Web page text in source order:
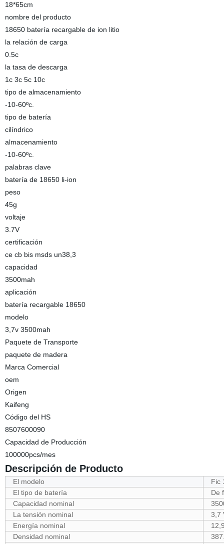
18*65cm
nombre del producto
18650 batería recargable de ion litio
la relación de carga
0.5c
la tasa de descarga
1c 3c 5c 10c
tipo de almacenamiento
-10-60ºc.
tipo de batería
cilíndrico
almacenamiento
-10-60ºc.
palabras clave
batería de 18650 li-ion
peso
45g
voltaje
3.7V
certificación
ce cb bis msds un38,3
capacidad
3500mah
aplicación
batería recargable 18650
modelo
3,7v 3500mah
Paquete de Transporte
paquete de madera
Marca Comercial
oem
Origen
Kaifeng
Código del HS
8507600090
Capacidad de Producción
100000pcs/mes
Descripción de Producto
El modelo
Fic
El tipo de batería
De
Capacidad nominal
La tensión nominal
Energía nominal
Densidad nominal